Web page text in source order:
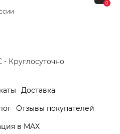
Круглосуточно
0
Доставка
Отзывы покупателей
в MAX